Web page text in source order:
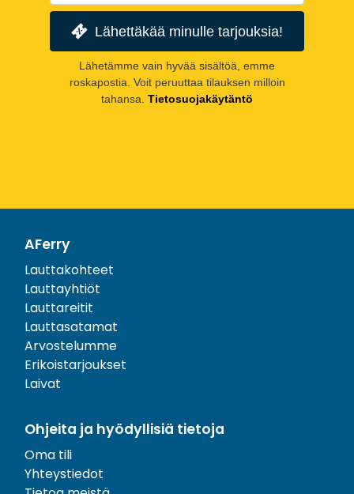
Lähettäkää minulle tarjouksia!
Lähetämme vain hyvää sisältöä, emme
roskapostia. Voit peruuttaa tilauksen milloin
tahansa. Tietosuojakäytäntö
AFerry
Lauttakohteet
Lauttayhtiöt
Lauttareitit
Lauttasatamat
Arvostelumme
Erikoistarjoukset
Laivat
Ohjeita ja hyödyllisiä tietoja
Oma tili
Yhteystiedot